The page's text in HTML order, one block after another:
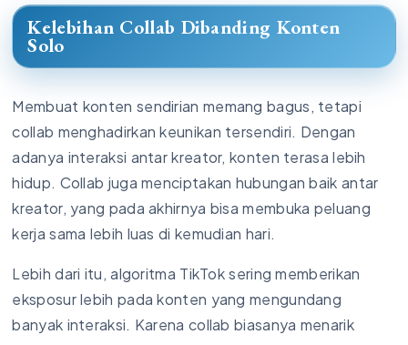
Kelebihan Collab Dibanding Konten
Solo
Membuat konten sendirian memang bagus, tetapi
collab menghadirkan keunikan tersendiri. Dengan
adanya interaksi antar kreator, konten terasa lebih
hidup. Collab juga menciptakan hubungan baik antar
kreator, yang pada akhirnya bisa membuka peluang
kerja sama lebih luas di kemudian hari.
Lebih dari itu, algoritma TikTok sering memberikan
eksposur lebih pada konten yang mengundang
banyak interaksi. Karena collab biasanya menarik